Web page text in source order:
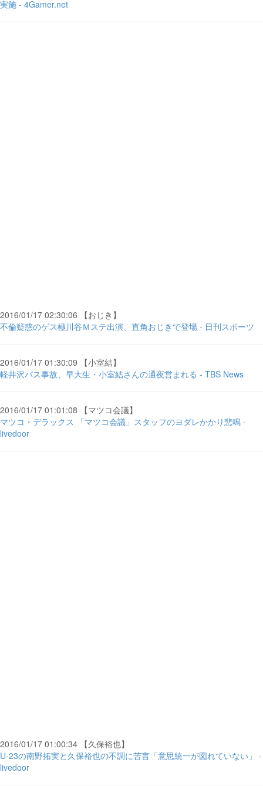
実施 - 4Gamer.net
2016/01/17 02:30:06 【おじき】
不倫疑惑のゲス極川谷Ｍステ出演、直角おじきで登場 - 日刊スポーツ
2016/01/17 01:30:09 【小室結】
軽井沢バス事故、早大生・小室結さんの通夜営まれる - TBS News
2016/01/17 01:01:08 【マツコ会議】
マツコ・デラックス 「マツコ会議」スタッフのヨダレかかり悲鳴 -
livedoor
2016/01/17 01:00:34 【久保裕也】
U-23の南野拓実と久保裕也の不調に苦言「意思統一が図れていない」 -
livedoor